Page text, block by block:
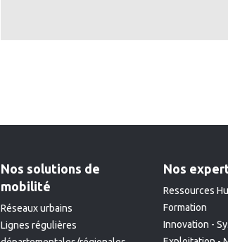
Nos solutions de
mobilité
Réseaux urbains
Lignes régulières
Nos
Ressources
Formation
Innovation -